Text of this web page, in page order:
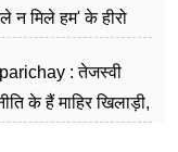
न मिले हम' के हीरो
: तेजस्वी
के हैं माहिर खिलाड़ी,